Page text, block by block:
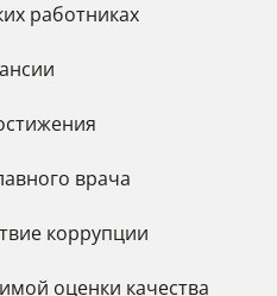
работниках
врача
коррупции
оценки качества